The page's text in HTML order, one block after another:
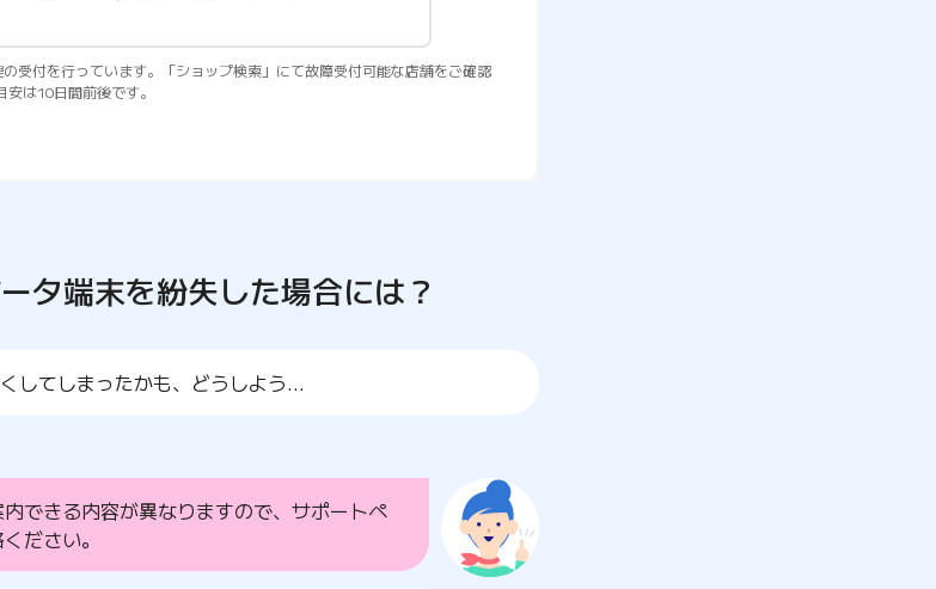
受付を行っています。「ショップ検索」にて故障受付可能な店舗をご確認
は10日間前後です。
開きます）
タ端末を紛失した場合には？
してしまったかも、どうしよう…
できる内容が異なりますので、サポートペ
ださい。